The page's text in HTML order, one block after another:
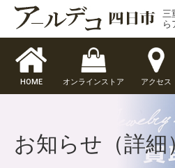
三
ら
HOME オンラインストア アクセス
お知らせ（詳細